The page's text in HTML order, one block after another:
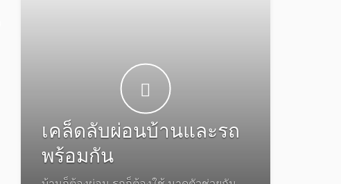
เคล็ดลับผ่อนบ้านและรถ
พร้อมกัน